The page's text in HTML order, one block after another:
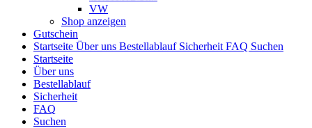
VW
Shop anzeigen
Gutschein
Startseite Über uns Bestellablauf Sicherheit FAQ Suchen
Startseite
Über uns
Bestellablauf
Sicherheit
FAQ
Suchen